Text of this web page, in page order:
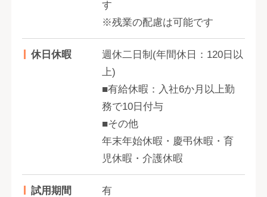
す
※残業の配慮は可能です
休日休暇
週休二日制(年間休日：120日以
上)
■有給休暇：入社6か月以上勤
務で10日付与
■その他
年末年始休暇・慶弔休暇・育
児休暇・介護休暇
試用期間
有